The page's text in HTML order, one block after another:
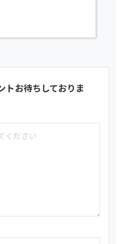
トお待ちしておりま